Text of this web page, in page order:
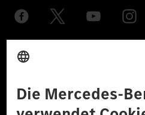
© 2026 Mercedes-Benz Group AG. Alle